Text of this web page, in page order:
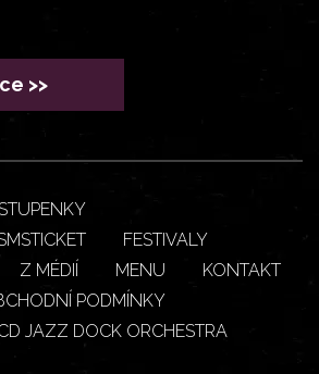
>>
FESTIVALY
Z MÉDIÍ MENU
KONTAKT
PODMÍNKY
JAZZ DOCK ORCHESTRA